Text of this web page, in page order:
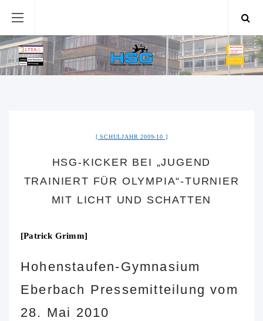
SCHULJAHR 2009-10
HSG-KICKER BEI „JUGEND
TRAINIERT FÜR OLYMPIA“-TURNIER
MIT LICHT UND SCHATTEN
[Patrick Grimm]
Hohenstaufen-Gymnasium
Eberbach Pressemitteilung vom
28. Mai 2010